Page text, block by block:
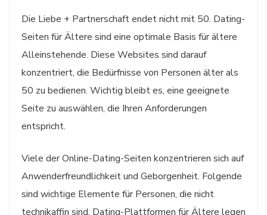
Die Liebe + Partnerschaft endet nicht mit 50. Dating-
Seiten für Ältere sind eine optimale Basis für ältere
Alleinstehende. Diese Websites sind darauf
konzentriert, die Bedürfnisse von Personen älter als
50 zu bedienen. Wichtig bleibt es, eine geeignete
Seite zu auswählen, die Ihren Anforderungen
entspricht.
Viele der Online-Dating-Seiten konzentrieren sich auf
Anwenderfreundlichkeit und Geborgenheit. Folgende
sind wichtige Elemente für Personen, die nicht
technikaffin sind. Dating-Plattformen für Ältere legen